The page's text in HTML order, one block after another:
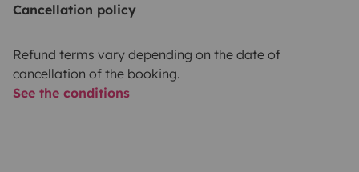
Cancellation policy
Refund terms vary depending on the date of
cancellation of the booking.
See the conditions